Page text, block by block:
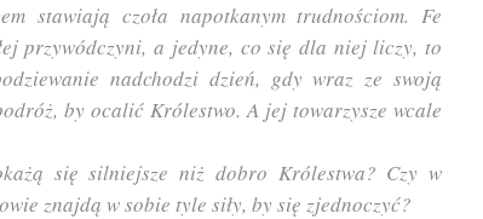
stawiają czoła napotkanym trudnościom. Fe
przywódczyni, a jedyne, co się dla niej liczy, to
nadchodzi dzień, gdy wraz ze swoją
by ocalić Królestwo. A jej towarzysze wcale
się silniejsze niż dobro Królestwa? Czy w
znajdą w sobie tyle siły, by się zjednoczyć?